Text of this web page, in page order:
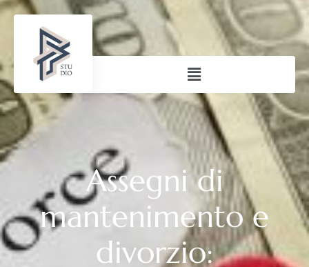
Assegni di
mantenimento e
divorzio: